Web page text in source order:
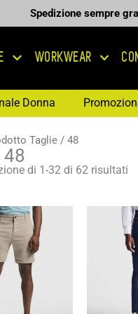
Spedizione sempre
WORKWEAR
Donna
Taglie / 48
48
di 1-32 di 62 risultati
Fascia
di
prezzo:
da
10,35 €
a
14,78 €